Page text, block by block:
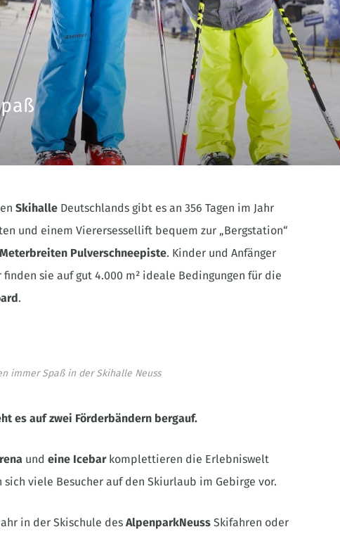
Skihalle Deutschlands gibt es an 356 Tagen im Jahr
und einem Vierersessellift bequem zur „Bergstation“
Pulverschneepiste. Kinder und Anfänger
sie auf gut 4.000 m² ideale Bedingungen für die
.
immer Spaß in der Skihalle Neuss
es auf zwei Förderbändern bergauf.
undeine Icebarkomplettieren die Erlebniswelt
viele Besucher auf den Skiurlaub im Gebirge vor.
in der Skischule desAlpenparkNeuss Skifahren oder